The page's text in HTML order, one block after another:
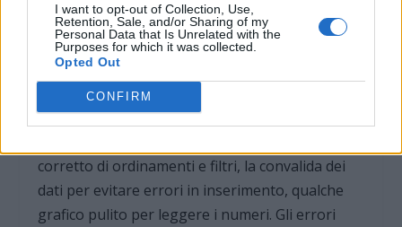
I want to opt-out of Collection, Use,
Retention, Sale, and/or Sharing of my
Personal Data that Is Unrelated with the
Purposes for which it was collected.
Opted Out
CONFIRM
un’attenzione all’accessibilità di base, che non è
un vezzo ma un requisito sempre più richiesto.
I fogli di calcolo sono il banco di prova della
competenza vera. Non servono formule da
corretto di ordinamenti e filtri, la convalida dei
dati per evitare errori in inserimento, qualche
grafico pulito per leggere i numeri. Gli errori